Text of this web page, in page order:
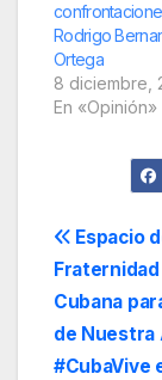
Rodrigo
Ortega
8 diciembre,
En «Opinión»
de
Espacio
Cubana
de Nuestra
#CubaVive